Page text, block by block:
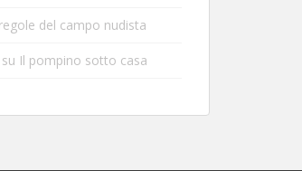
del campo nudista
su Il pompino sotto casa